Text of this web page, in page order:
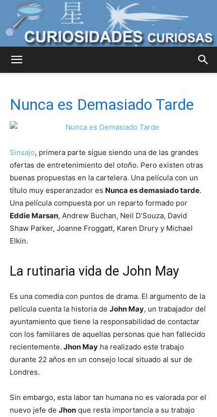
Curiosas
del
Nunca es Demasiado Tarde
Sinsajo, primera parte sigue siendo una de las grandes
ofertas de entretenimiento del otoño. Pero existen otras
buenas propuestas en la cartelera. Una película con un
título muy esperanzador es Nunca es demasiado tarde.
Una película compuesta por un reparto formado por
Eddie Marsan, Andrew Buchan, Neil D’Souza, David
Shaw Parker, Joanne Froggatt, Karen Drury y Michael
Elkin.
La rutinaria vida de John May
Es una comedia con puntos de drama. El argumento de la
película cuenta la historia de John May, un trabajador del
ayuntamiento que tiene la responsabilidad de contactar
con los familiares de aquellas personas que han fallecido
recientemente. Jhon May ha realizado este trabajo
durante 22 años en un consejo local situado al sur de
Londres.
Sin embargo, esta labor tan humana no es valorada por el
nuevo jefe de Jhon que resta importancia a su trabajo